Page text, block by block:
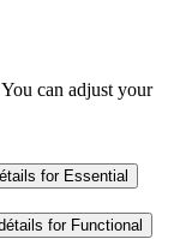
can adjust your
for Essential
for Functional